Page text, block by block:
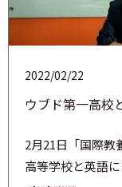
ウブド第一高校
2022/02/22
2月21日「国際教
高等学校と英語